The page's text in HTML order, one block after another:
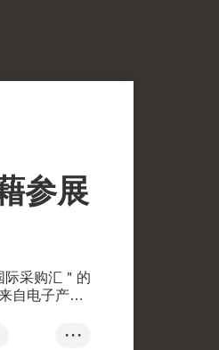
参展
际采购汇＂的
自电子产
抗菌产品。
• • •